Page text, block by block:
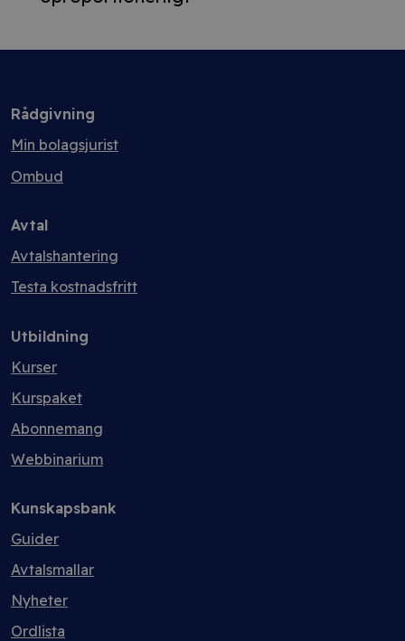
Rådgivning
Min bolagsjurist
Ombud
Avtal
Avtalshantering
Testa kostnadsfritt
Utbildning
Kurser
Kurspaket
Abonnemang
Webbinarium
Kunskapsbank
Guider
Avtalsmallar
Nyheter
Ordlista